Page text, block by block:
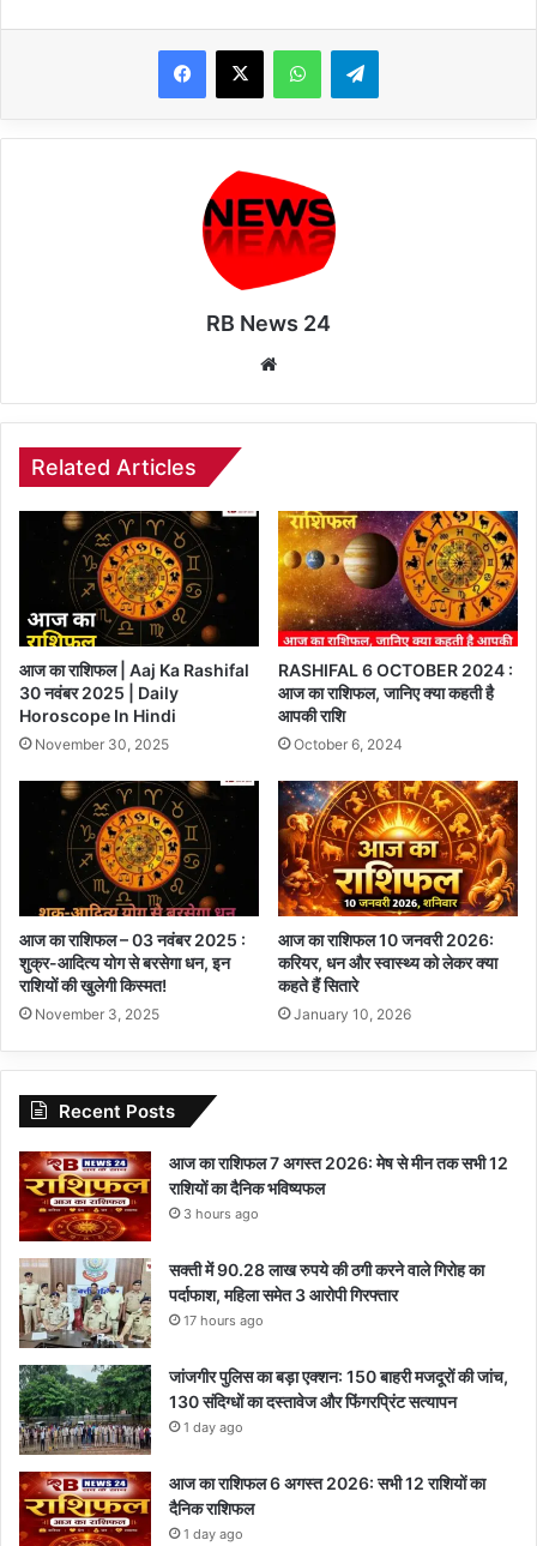
WhatsAppTelegram
RB News 24
Related Articles
आज का राशिफल | Aaj Ka Rashifal
30 नवंबर 2025 | Daily
Horoscope In Hindi
November 30, 2025
RASHIFAL 6 OCTOBER 2024 :
आज का राशिफल, जानिए क्या कहती है
आपकी राशि
October 6, 2024
आज का राशिफल – 03 नवंबर 2025 :
शुक्र-आदित्य योग से बरसेगा धन, इन
राशियों की खुलेगी किस्मत!
November 3, 2025
आज का राशिफल 10 जनवरी 2026:
करियर, धन और स्वास्थ्य को लेकर क्या
कहते हैं सितारे
January 10, 2026
Recent Posts
आज का राशिफल 7 अगस्त 2026: मेष से मीन तक सभी 12
राशियों का दैनिक भविष्यफल
3 hours ago
सक्ती में 90.28 लाख रुपये की ठगी करने वाले गिरोह का
पर्दाफाश, महिला समेत 3 आरोपी गिरफ्तार
17 hours ago
जांजगीर पुलिस का बड़ा एक्शन: 150 बाहरी मजदूरों की जांच,
130 संदिग्धों का दस्तावेज और फिंगरप्रिंट सत्यापन
1 day ago
आज का राशिफल 6 अगस्त 2026: सभी 12 राशियों का
दैनिक राशिफल
1 day ago